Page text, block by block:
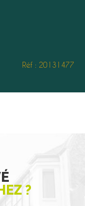
Réf : 20131477
?